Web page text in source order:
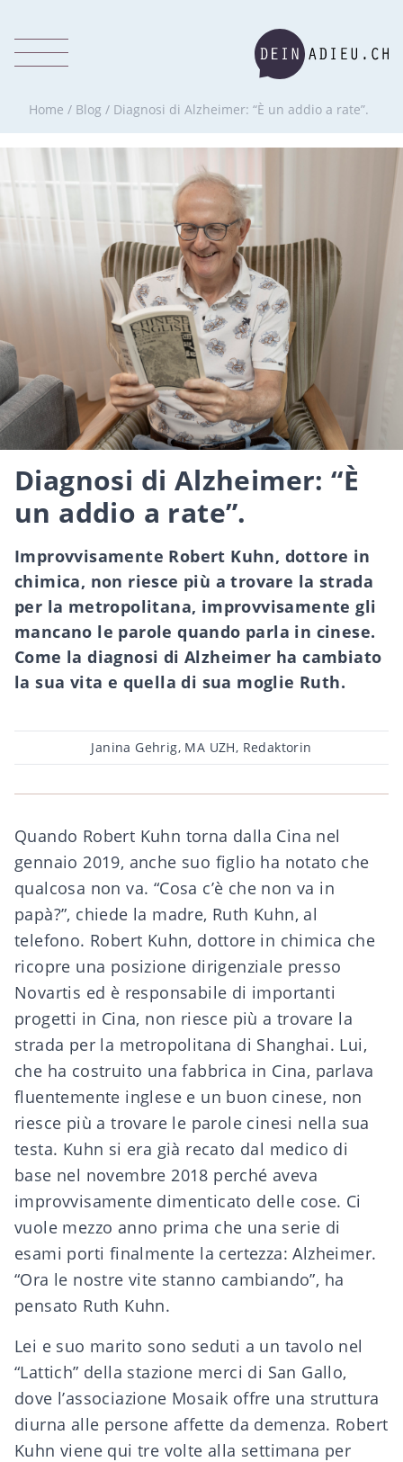
Home / Blog / Diagnosi di Alzheimer: “È un addio a rate”.
Diagnosi di Alzheimer: “È
un addio a rate”.
Improvvisamente Robert Kuhn, dottore in
chimica, non riesce più a trovare la strada
per la metropolitana, improvvisamente gli
mancano le parole quando parla in cinese.
Come la diagnosi di Alzheimer ha cambiato
la sua vita e quella di sua moglie Ruth.
Post
author
Janina Gehrig, MA UZH, Redaktorin
Quando Robert Kuhn torna dalla Cina nel
gennaio 2019, anche suo figlio ha notato che
qualcosa non va. “Cosa c’è che non va in
papà?”, chiede la madre, Ruth Kuhn, al
telefono. Robert Kuhn, dottore in chimica che
ricopre una posizione dirigenziale presso
Novartis ed è responsabile di importanti
progetti in Cina, non riesce più a trovare la
strada per la metropolitana di Shanghai. Lui,
che ha costruito una fabbrica in Cina, parlava
fluentemente inglese e un buon cinese, non
riesce più a trovare le parole cinesi nella sua
testa. Kuhn si era già recato dal medico di
base nel novembre 2018 perché aveva
improvvisamente dimenticato delle cose. Ci
vuole mezzo anno prima che una serie di
esami porti finalmente la certezza: Alzheimer.
“Ora le nostre vite stanno cambiando”, ha
pensato Ruth Kuhn.
Lei e suo marito sono seduti a un tavolo nel
“Lattich” della stazione merci di San Gallo,
dove l’associazione Mosaik offre una struttura
diurna alle persone affette da demenza. Robert
Kuhn viene qui tre volte alla settimana per